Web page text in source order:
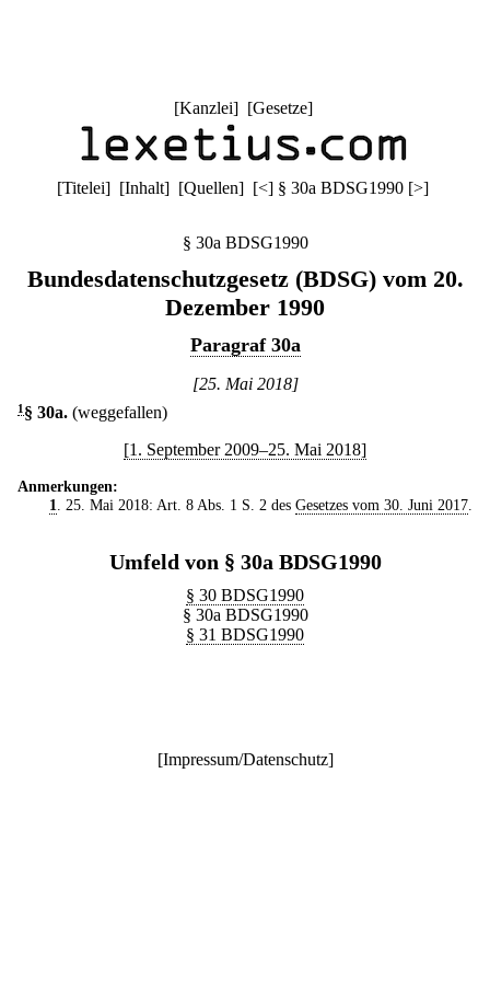
[Kanzlei] [Gesetze]
[Titelei] [Inhalt] [Quellen] [<] § 30a BDSG1990 [>]
§ 30a BDSG1990
Bundesdatenschutzgesetz (BDSG) vom 20.
Dezember 1990
Paragraf 30a
[25. Mai 2018]
1 § 30a. (weggefallen)
[1. September 2009–25. Mai 2018]
Anmerkungen:
1
. 25. Mai 2018: Art. 8 Abs. 1 S. 2 des Gesetzes vom 30. Juni 2017.
Umfeld von § 30a BDSG1990
§ 30 BDSG1990
§ 30a BDSG1990
§ 31 BDSG1990
[Impressum/Datenschutz]